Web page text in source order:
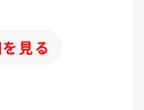
見る